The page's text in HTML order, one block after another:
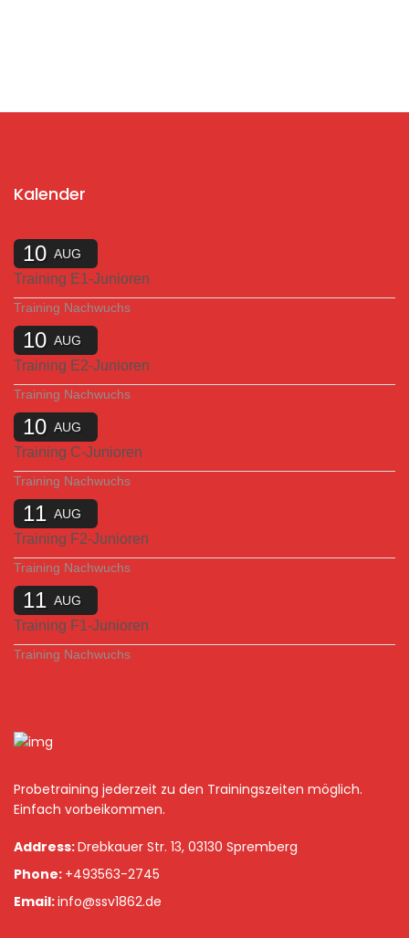
Kalender
10 AUG
Training E1-Junioren
Training Nachwuchs
10 AUG
Training E2-Junioren
Training Nachwuchs
10 AUG
Training C-Junioren
Training Nachwuchs
11 AUG
Training F2-Junioren
Training Nachwuchs
11 AUG
Training F1-Junioren
Training Nachwuchs
Probetraining jederzeit zu den Trainingszeiten möglich.
Einfach vorbeikommen.
Address:Drebkauer Str. 13, 03130 Spremberg
Phone: +493563-2745
Email:info@ssv1862.de